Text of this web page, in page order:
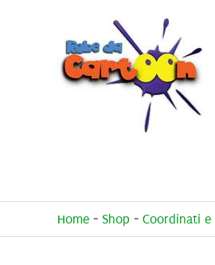
Home - Shop - Coordinati e